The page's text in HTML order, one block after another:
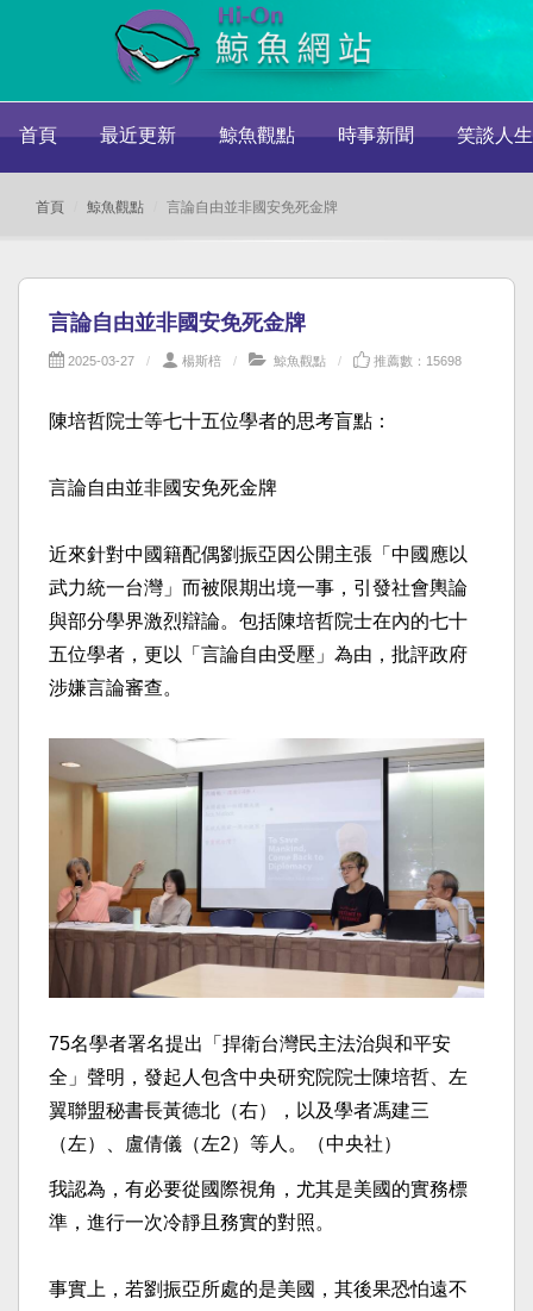
首頁 最近更新 鯨魚觀點 時事新聞 笑談人生
首頁 鯨魚觀點 言論自由並非國安免死金牌
言論自由並非國安免死金牌
2025-03-27 楊斯棓 鯨魚觀點 推薦數：15698
陳培哲院士等七十五位學者的思考盲點：
言論自由並非國安免死金牌
近來針對中國籍配偶劉振亞因公開主張「中國應以
武力統一台灣」而被限期出境一事，引發社會輿論
與部分學界激烈辯論。包括陳培哲院士在內的七十
五位學者，更以「言論自由受壓」為由，批評政府
涉嫌言論審查。
75名學者署名提出「捍衛台灣民主法治與和平安
全」聲明，發起人包含中央研究院院士陳培哲、左
翼聯盟秘書長黃德北（右），以及學者馮建三
（左）、盧倩儀（左2）等人。（中央社）
我認為，有必要從國際視角，尤其是美國的實務標
準，進行一次冷靜且務實的對照。
事實上，若劉振亞所處的是美國，其後果恐怕遠不